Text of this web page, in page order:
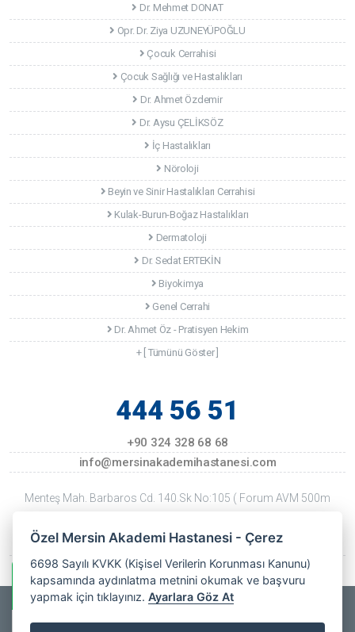
Whatsapp Bilgi Hattı
Dr. Mehmet DONAT
Opr. Dr. Ziya UZUNEYÜPOĞLU
Çocuk Cerrahisi
Çocuk Sağlığı ve Hastalıkları
Dr. Ahmet Özdemir
Dr. Aysu ÇELİKSÖZ
İç Hastalıkları
Nöroloji
Beyin ve Sinir Hastalıkları Cerrahisi
Kulak-Burun-Boğaz Hastalıkları
Dermatoloji
Dr. Sedat ERTEKİN
Biyokimya
Genel Cerrahi
Dr. Ahmet Öz - Pratisyen Hekim
+ [ Tümünü Göster ]
444 56 51
+90 324 328 68 68
info@mersinakademihastanesi.com
Menteş Mah. Barbaros Cd. 140.Sk No:105 ( Forum AVM 500m
Son Güncellenme Tarihi: 22 Temmuz 2026 Çarşamba
Copyrights © 2025Özel Mersin Akademi Hastanesi- All Rights
Özel Mersin Akademi Hastanesi - Çerez
6698 Sayılı KVKK (Kişisel Verilerin Korunması Kanunu)
kapsamında aydınlatma metnini okumak ve başvuru
yapmak için tıklayınız.Ayarlara Göz At